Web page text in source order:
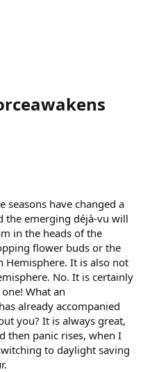
seasons have changed a
the emerging déjà-vu will
in the heads of the
flower buds or the
Hemisphere. It is also not
No. It is certainly
What an
already accompanied
you? It is always great,
then panic rises, when I
to daylight saving